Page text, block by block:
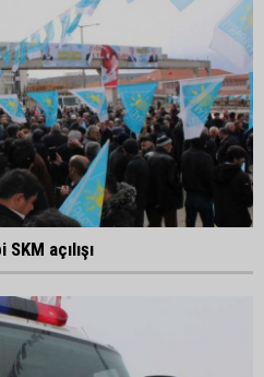
açılışı